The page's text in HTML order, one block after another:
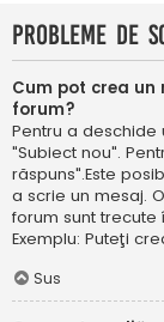
Probleme de
Cum pot crea un
forum?
Pentru a deschide
"Subiect nou".
răspuns".Este
a scrie un mesaj.
forum sunt trecute
Exemplu: Puteţi
Sus